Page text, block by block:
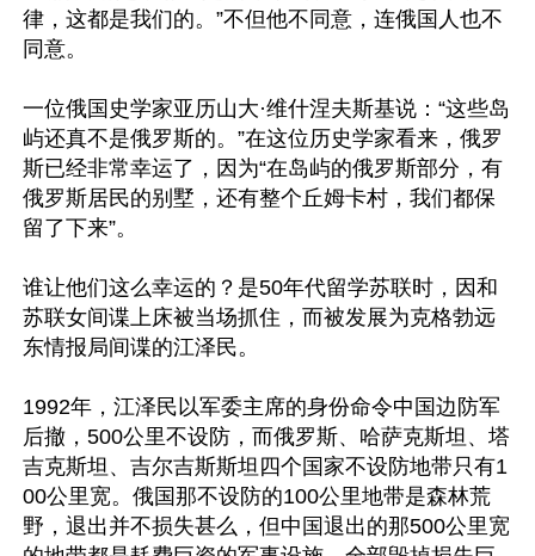
律，这都是我们的。”不但他不同意，连俄国人也不
同意。
一位俄国史学家亚历山大·维什涅夫斯基说：“这些岛
屿还真不是俄罗斯的。”在这位历史学家看来，俄罗
斯已经非常幸运了，因为“在岛屿的俄罗斯部分，有
俄罗斯居民的别墅，还有整个丘姆卡村，我们都保
留了下来”。
谁让他们这么幸运的？是50年代留学苏联时，因和
苏联女间谍上床被当场抓住，而被发展为克格勃远
东情报局间谍的江泽民。
1992年，江泽民以军委主席的身份命令中国边防军
后撤，500公里不设防，而俄罗斯、哈萨克斯坦、塔
吉克斯坦、吉尔吉斯斯坦四个国家不设防地带只有1
00公里宽。俄国那不设防的100公里地带是森林荒
野，退出并不损失甚么，但中国退出的那500公里宽